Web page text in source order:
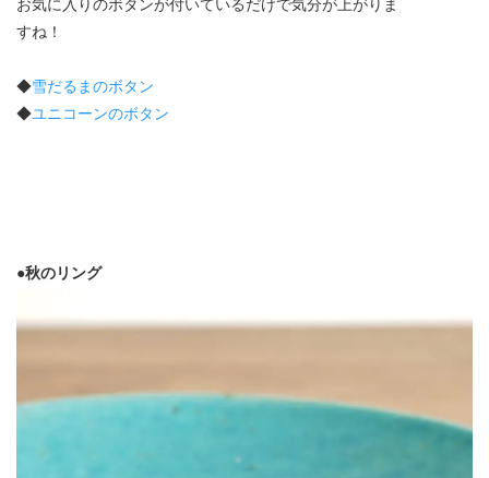
お気に入りのボタンが付いているだけで気分が上がりま
すね！
◆雪だるまのボタン
◆ユニコーンのボタン
●秋のリング